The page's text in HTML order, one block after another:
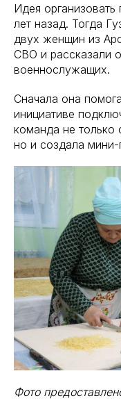
Идея
лет назад. Тогда
двух женщин из
СВО и рассказали
военнослужащих.
Сначала она
инициативе
команда не только
но и создала мини-
Фото